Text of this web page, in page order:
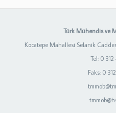
Türk Mühendis ve
Kocatepe Mahallesi Selanik
Tel: 0 312
Faks: 0